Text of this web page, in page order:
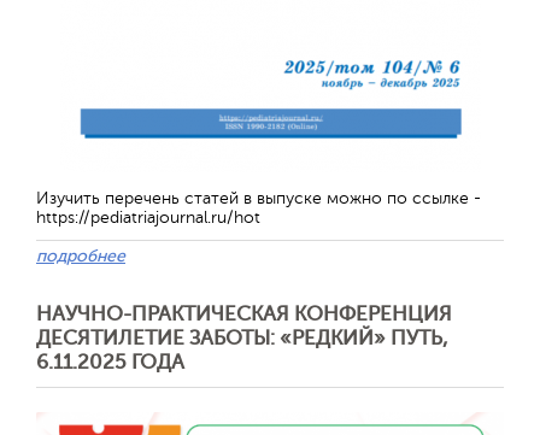
Изучить перечень статей в выпуске можно по ссылке -
https://pediatriajournal.ru/hot
подробнее
НАУЧНО-ПРАКТИЧЕСКАЯ КОНФЕРЕНЦИЯ
ДЕСЯТИЛЕТИЕ ЗАБОТЫ: «РЕДКИЙ» ПУТЬ,
6.11.2025 ГОДА